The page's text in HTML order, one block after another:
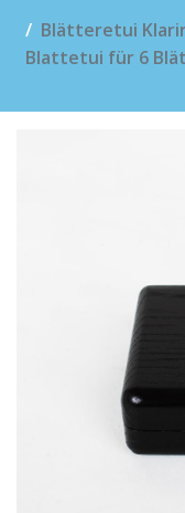
Blätteretui
Blattetui für 6